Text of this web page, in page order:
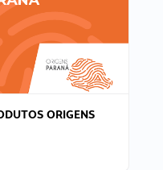
ORIGENS